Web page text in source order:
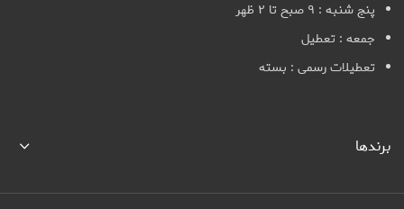
پنج شنبه : ۹ صبح تا ۲ ظهر
جمعه : تعطیل
تعطیلات رسمی : بسته
برندها